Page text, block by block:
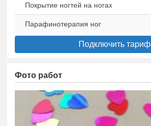
Покрытие ногтей на ногах
Парафинотерапия ног
Подключить тариф
Фото работ